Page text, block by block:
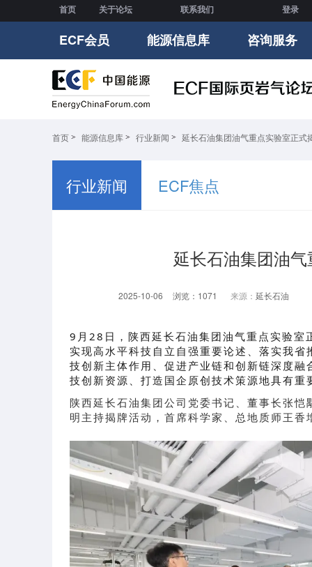
首页 关于论坛 联系我们 登录
ECF会员 能源信息库 咨询服务
首页 能源信息库 行业新闻 延长石油集团油气重点实验室正式
行业新闻 ECF焦点
延长石油集团油
2025-10-06 浏览：1071 来源： 延长石油
9月28日，陕西延长石油集团油气重点实验室
实现高水平科技自立自强重要论述、落实我
技创新主体作用、促进产业链和创新链深度
技创新资源、打造国企原创技术策源地具有重
陕西延长石油集团公司党委书记、董事长张
明主持揭牌活动，首席科学家、总地质师王